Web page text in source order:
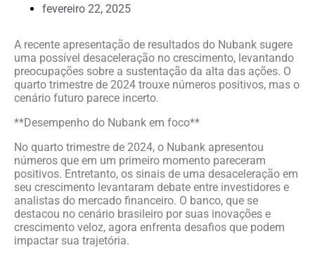
fevereiro 22, 2025
A recente apresentação de resultados do Nubank sugere
uma possível desaceleração no crescimento, levantando
preocupações sobre a sustentação da alta das ações. O
quarto trimestre de 2024 trouxe números positivos, mas o
cenário futuro parece incerto.
**Desempenho do Nubank em foco**
No quarto trimestre de 2024, o Nubank apresentou
números que em um primeiro momento pareceram
positivos. Entretanto, os sinais de uma desaceleração em
seu crescimento levantaram debate entre investidores e
analistas do mercado financeiro. O banco, que se
destacou no cenário brasileiro por suas inovações e
crescimento veloz, agora enfrenta desafios que podem
impactar sua trajetória.